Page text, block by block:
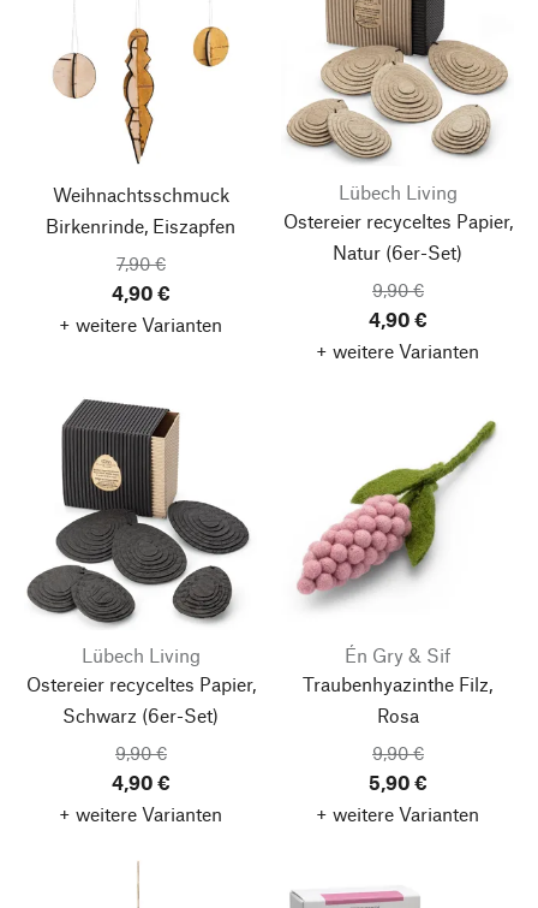
Weihnachtsschmuck
Birkenrinde, Eiszapfen
7,90 €
4,90 €
+ weitere Varianten
Lübech Living
Ostereier recyceltes Papier,
Natur (6er-Set)
9,90 €
4,90 €
+ weitere Varianten
Lübech Living
Ostereier recyceltes Papier,
Schwarz (6er-Set)
9,90 €
4,90 €
+ weitere Varianten
Én Gry & Sif
Traubenhyazinthe Filz,
Rosa
9,90 €
5,90 €
+ weitere Varianten